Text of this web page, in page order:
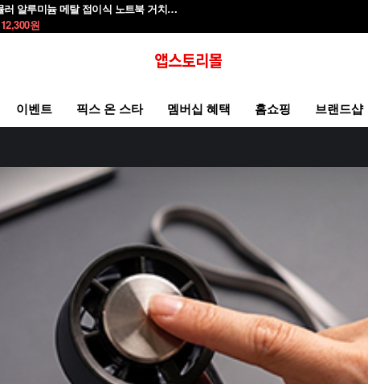
모락 시뮬러 알루미늄 메탈 접이식 노트북 거치대S
12,300원
이벤트 픽스 온 스타 멤버십 혜택 홈쇼핑 브랜드샵